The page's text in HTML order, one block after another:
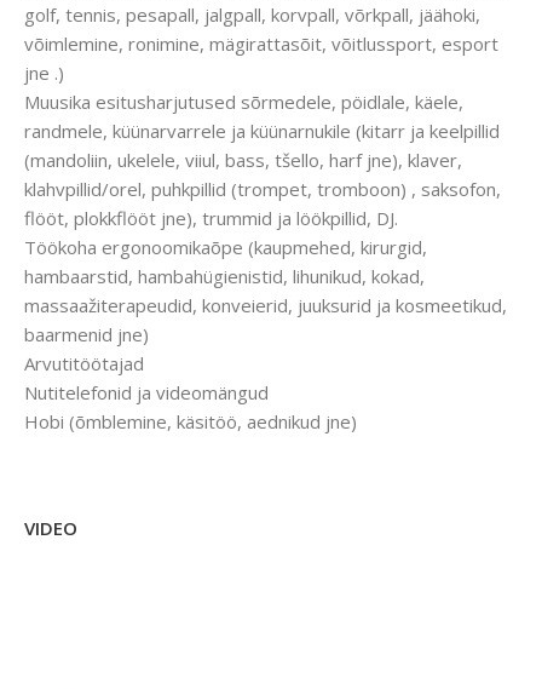
golf, tennis, pesapall, jalgpall, korvpall, võrkpall, jäähoki,
võimlemine, ronimine, mägirattasõit, võitlussport, esport
jne .)
Muusika esitusharjutused sõrmedele, pöidlale, käele,
randmele, küünarvarrele ja küünarnukile (kitarr ja keelpillid
(mandoliin, ukelele, viiul, bass, tšello, harf jne), klaver,
klahvpillid/orel, puhkpillid (trompet, tromboon) , saksofon,
flööt, plokkflööt jne), trummid ja löökpillid, DJ.
Töökoha ergonoomikaõpe (kaupmehed, kirurgid,
hambaarstid, hambahügienistid, lihunikud, kokad,
massaažiterapeudid, konveierid, juuksurid ja kosmeetikud,
baarmenid jne)
Arvutitöötajad
Nutitelefonid ja videomängud
Hobi (õmblemine, käsitöö, aednikud jne)
VIDEO